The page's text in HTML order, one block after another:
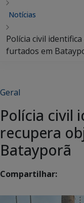
Notícias
Polícia civil
furtados em
Geral
Polícia civil
recupera
Batayporã
Compartilhar: